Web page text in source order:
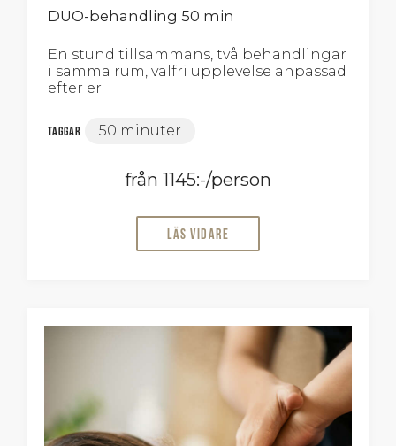
DUO-behandling 50 min
En stund tillsammans, två behandlingar
i samma rum, valfri upplevelse anpassad
efter er.
Taggar 50 minuter
från 1145:-/person
Läs vidare